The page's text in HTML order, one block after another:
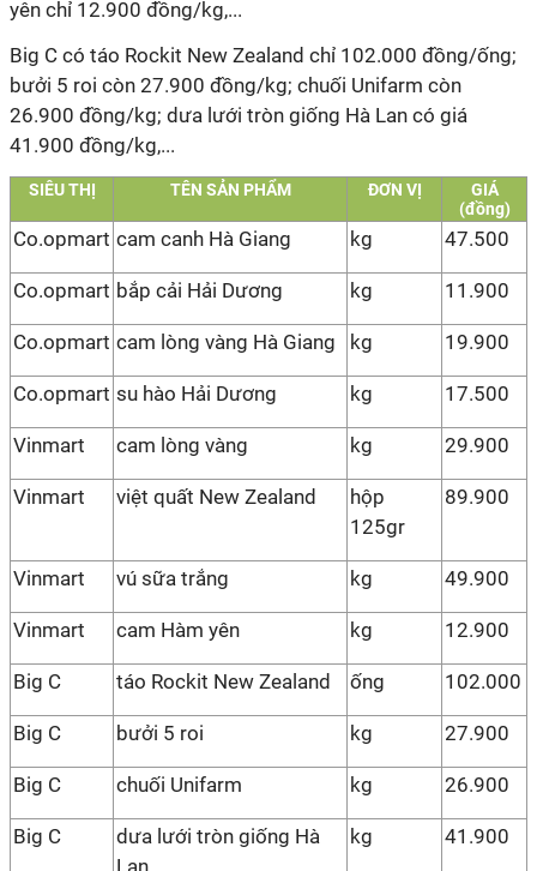
yên chỉ 12.900 đồng/kg,...
Big C có táo Rockit New Zealand chỉ 102.000 đồng/ống;
bưởi 5 roi còn 27.900 đồng/kg; chuối Unifarm còn
26.900 đồng/kg; dưa lưới tròn giống Hà Lan có giá
41.900 đồng/kg,...
SIÊU THỊ TÊN SẢN PHẨM ĐƠN VỊ
GIÁ
(đồng)
Co.opmart cam canh Hà Giang kg 47.500
Co.opmart bắp cải Hải Dương kg 11.900
Co.opmart cam lòng vàng Hà Giang kg 19.900
Co.opmart su hào Hải Dương kg 17.500
Vinmart cam lòng vàng kg 29.900
Vinmart việt quất New Zealand
hộp
125gr
89.900
Vinmart vú sữa trắng kg 49.900
Vinmart cam Hàm yên kg 12.900
Big C táo Rockit New Zealand ống 102.000
Big C bưởi 5 roi kg 27.900
Big C chuối Unifarm kg 26.900
Big C
dưa lưới tròn giống Hà
Lan
kg 41.900